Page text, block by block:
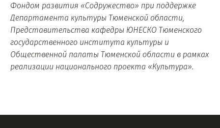
Фондом развития «Содружество» при поддержке
Департамента культуры Тюменской области,
Представительства кафедры ЮНЕСКО Тюменского
государственного института культуры и
Общественной палаты Тюменской области в рамках
реализации национального проекта «Культура».